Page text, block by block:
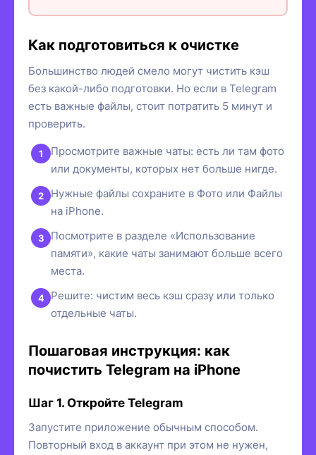
Как подготовиться к очистке
Большинство людей смело могут чистить кэш
без какой-либо подготовки. Но если в Telegram
есть важные файлы, стоит потратить 5 минут и
проверить.
Просмотрите важные чаты: есть ли там фото
или документы, которых нет больше нигде.
Нужные файлы сохраните в Фото или Файлы
на iPhone.
Посмотрите в разделе «Использование
памяти», какие чаты занимают больше всего
места.
Решите: чистим весь кэш сразу или только
отдельные чаты.
Пошаговая инструкция: как
почистить Telegram на iPhone
Шаг 1. Откройте Telegram
Запустите приложение обычным способом.
Повторный вход в аккаунт при этом не нужен,